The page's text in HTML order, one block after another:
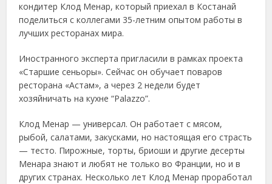
кондитер Клод Менар, который приехал в Костанай
поделиться с коллегами 35-летним опытом работы в
лучших ресторанах мира.
Иностранного эксперта пригласили в рамках проекта
«Старшие сеньоры». Сейчас он обучает поваров
ресторана «Астам», а через 2 недели будет
хозяйничать на кухне “Palazzo”.
Клод Менар — универсал. Он работает с мясом,
рыбой, салатами, закусками, но настоящая его страсть
— тесто. Пирожные, торты, бриоши и другие десерты
Менара знают и любят не только во Франции, но и в
других странах. Несколько лет Клод Менар проработал